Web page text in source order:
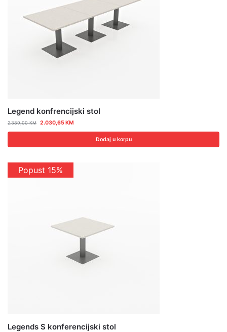
Legend konfrencijski stol
2.389,00KM 2.030,65KM
Dodaj u korpu
Popust 15%
Legends S konferencijski stol